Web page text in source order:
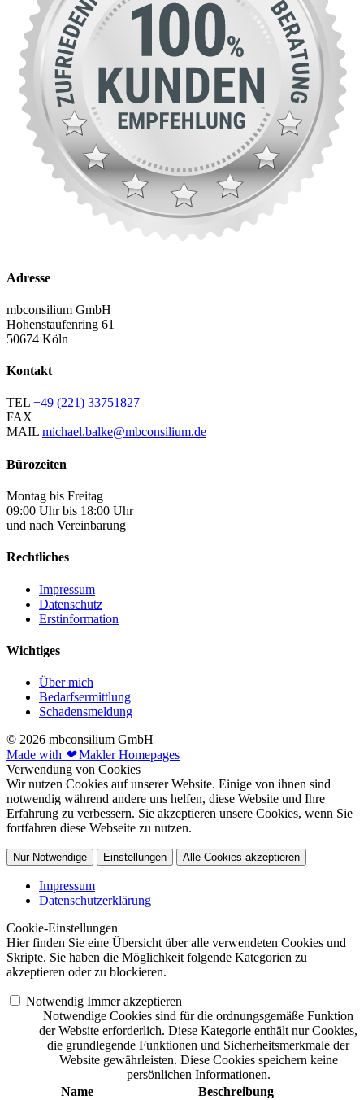
Adresse
mbconsilium GmbH
Hohenstaufenring 61
50674 Köln
Kontakt
TEL +49 (221) 33751827
FAX
MAIL michael.balke@mbconsilium.de
Bürozeiten
Montag bis Freitag
09:00 Uhr bis 18:00 Uhr
und nach Vereinbarung
Rechtliches
Impressum
Datenschutz
Erstinformation
Wichtiges
Über mich
Bedarfsermittlung
Schadensmeldung
© 2026 mbconsilium GmbH
Made with ❤Makler Homepages
Verwendung von Cookies
Wir nutzen Cookies auf unserer Website. Einige von ihnen sind
notwendig während andere uns helfen, diese Website und Ihre
Erfahrung zu verbessern. Sie akzeptieren unsere Cookies, wenn Sie
fortfahren diese Webseite zu nutzen.
Nur Notwendige Einstellungen Alle Cookies akzeptieren
Impressum
Datenschutzerklärung
Cookie-Einstellungen
Hier finden Sie eine Übersicht über alle verwendeten Cookies und
Skripte. Sie haben die Möglichkeit folgende Kategorien zu
akzeptieren oder zu blockieren.
Notwendig Immer akzeptieren
Notwendige Cookies sind für die ordnungsgemäße Funktion
der Website erforderlich. Diese Kategorie enthält nur Cookies,
die grundlegende Funktionen und Sicherheitsmerkmale der
Website gewährleisten. Diese Cookies speichern keine
persönlichen Informationen.
Name
Beschreibung